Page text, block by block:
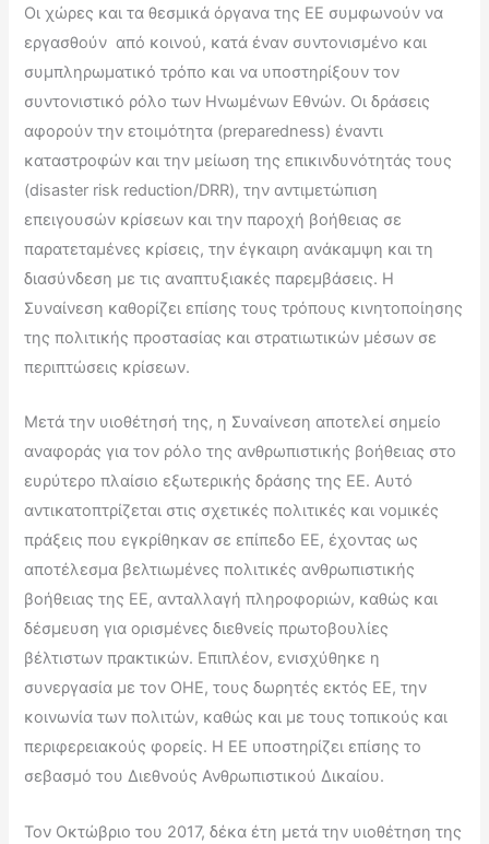
Οι χώρες και τα θεσμικά όργανα της ΕΕ συμφωνούν να
εργασθούν από κοινού, κατά έναν συντονισμένο και
συμπληρωματικό τρόπο και να υποστηρίξουν τον
συντονιστικό ρόλο των Ηνωμένων Εθνών. Οι δράσεις
αφορούν την ετοιμότητα (preparedness) έναντι
καταστροφών και την μείωση της επικινδυνότητάς τους
(disaster risk reduction/DRR), την αντιμετώπιση
επειγουσών κρίσεων και την παροχή βοήθειας σε
παρατεταμένες κρίσεις, την έγκαιρη ανάκαμψη και τη
διασύνδεση με τις αναπτυξιακές παρεμβάσεις. Η
Συναίνεση καθορίζει επίσης τους τρόπους κινητοποίησης
της πολιτικής προστασίας και στρατιωτικών μέσων σε
περιπτώσεις κρίσεων.
Μετά την υιοθέτησή της, η Συναίνεση αποτελεί σημείο
αναφοράς για τον ρόλο της ανθρωπιστικής βοήθειας στο
ευρύτερο πλαίσιο εξωτερικής δράσης της ΕΕ. Αυτό
αντικατοπτρίζεται στις σχετικές πολιτικές και νομικές
πράξεις που εγκρίθηκαν σε επίπεδο ΕΕ, έχοντας ως
αποτέλεσμα βελτιωμένες πολιτικές ανθρωπιστικής
βοήθειας της ΕΕ, ανταλλαγή πληροφοριών, καθώς και
δέσμευση για ορισμένες διεθνείς πρωτοβουλίες
βέλτιστων πρακτικών. Επιπλέον, ενισχύθηκε η
συνεργασία με τον ΟΗΕ, τους δωρητές εκτός ΕΕ, την
κοινωνία των πολιτών, καθώς και με τους τοπικούς και
περιφερειακούς φορείς. Η ΕΕ υποστηρίζει επίσης το
σεβασμό του Διεθνούς Ανθρωπιστικού Δικαίου.
Τον Οκτώβριο του 2017, δέκα έτη μετά την υιοθέτηση της